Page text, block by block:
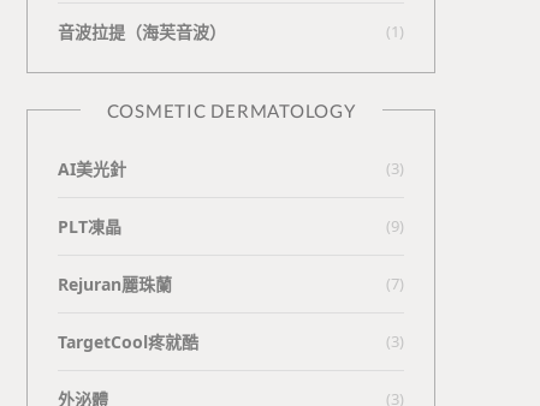
⾳波拉提（海芙⾳波） (1)
COSMETIC DERMATOLOGY
AI美光針 (3)
PLT凍晶 (9)
Rejuran麗珠蘭 (7)
TargetCool疼就酷 (3)
外泌體 (3)